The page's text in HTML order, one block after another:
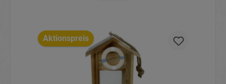
Aktionspreis